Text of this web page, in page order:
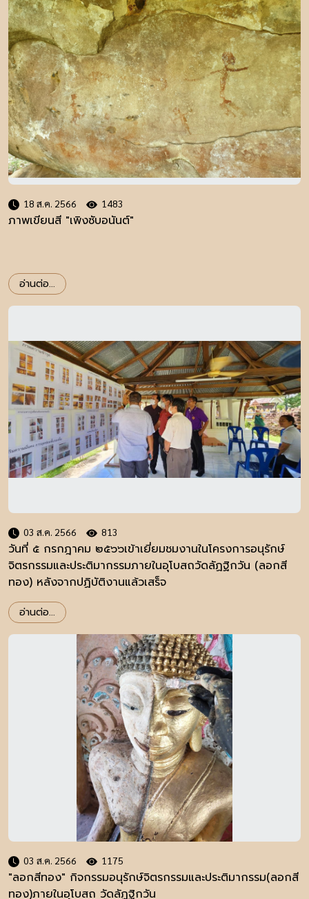
18 ส.ค. 2566 1483
ภาพเขียนสี "เพิงซับอนันต์"
อ่านต่อ...
03 ส.ค. 2566 813
วันที่ ๕ กรกฎาคม ๒๕๖๖เข้าเยี่ยมชมงานในโครงการอนุรักษ์
จิตรกรรมและประติมากรรมภายในอุโบสถวัดลัฏฐิกวัน (ลอกสี
ทอง) หลังจากปฏิบัติงานแล้วเสร็จ
อ่านต่อ...
03 ส.ค. 2566 1175
"ลอกสีทอง" กิจกรรมอนุรักษ์จิตรกรรมและประติมากรรม(ลอกสี
ทอง)ภายในอุโบสถ วัดลัฏฐิกวัน